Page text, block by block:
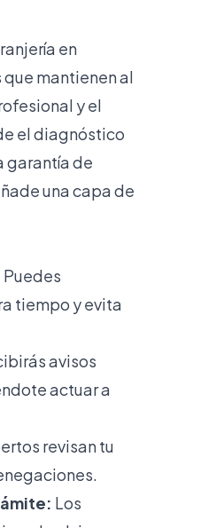
en
mantienen al
y el
el diagnóstico
garantía de
una capa de
Puedes
tiempo y evita
avisos
actuar a
revisan tu
Los